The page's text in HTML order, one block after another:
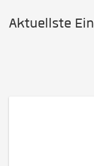
Aktuellste